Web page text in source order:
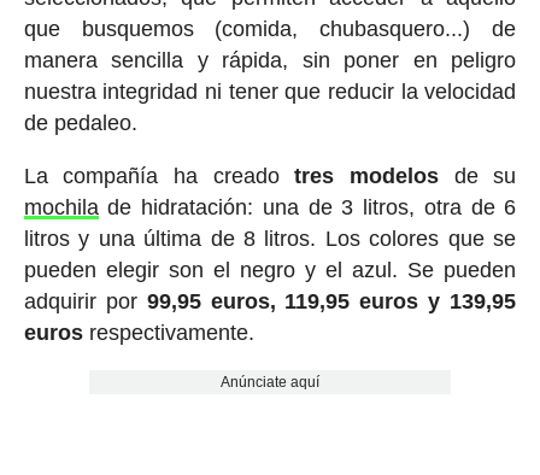
que busquemos (comida, chubasquero...) de
manera sencilla y rápida, sin poner en peligro
nuestra integridad ni tener que reducir la velocidad
de pedaleo.
La compañía ha creadotres modelosde su
mochilade hidratación: una de 3 litros, otra de 6
litros y una última de 8 litros. Los colores que se
pueden elegir son el negro y el azul. Se pueden
adquirir por 99,95 euros, 119,95 euros y 139,95
eurosrespectivamente.
Anúnciate aquí